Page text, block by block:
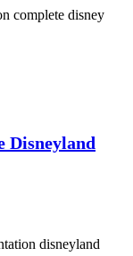
Disneyland